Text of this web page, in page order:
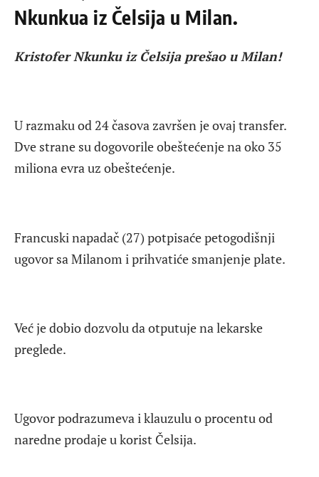
Nkunkua iz Čelsija u Milan.
Kristofer Nkunku iz Čelsija prešao u Milan!
U razmaku od 24 časova završen je ovaj transfer.
Dve strane su dogovorile obeštećenje na oko 35
miliona evra uz obeštećenje.
Francuski napadač (27) potpisaće petogodišnji
ugovor sa Milanom i prihvatiće smanjenje plate.
Već je dobio dozvolu da otputuje na lekarske
preglede.
Ugovor podrazumeva i klauzulu o procentu od
naredne prodaje u korist Čelsija.